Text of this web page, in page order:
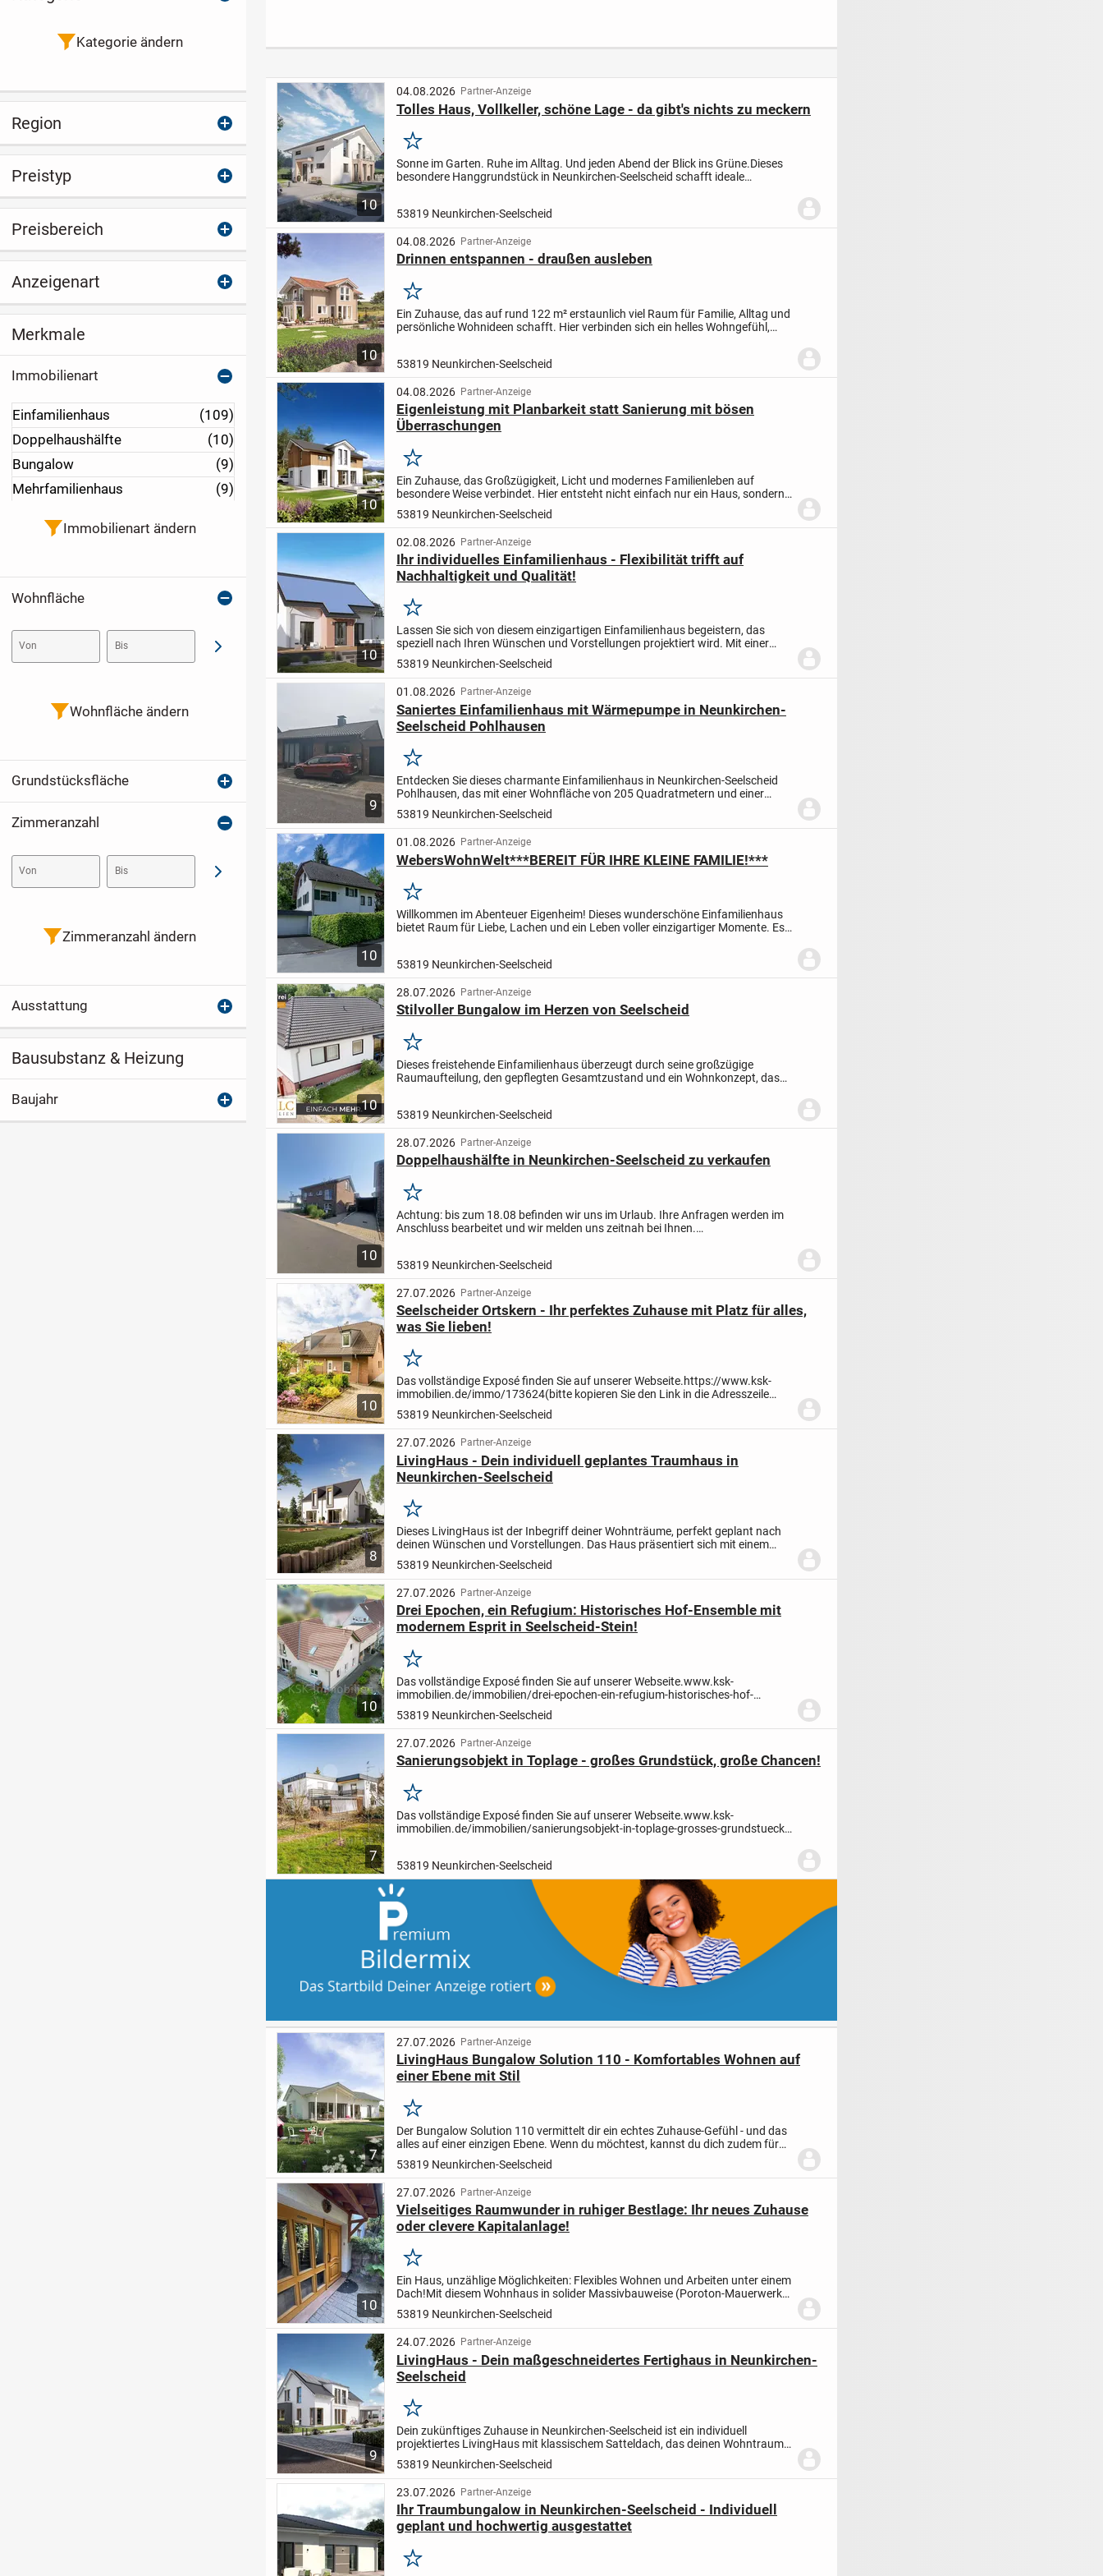
idyllischer Lage an
10
04.08.2026 Partner-Anzeige
Tolles Haus, Vollkeller, schöne Lage - da gibt's nichts zu meckern
Merken
Sonne im Garten. Ruhe im Alltag. Und jeden Abend der Blick ins Grüne.Dieses
besondere Hanggrundstück in Neunkirchen-Seelscheid schafft ideale
53819 Neunkirchen-Seelscheid
10
04.08.2026 Partner-Anzeige
Drinnen entspannen - draußen ausleben
Merken
Ein Zuhause, das auf rund 122 m² erstaunlich viel Raum für Familie, Alltag und
persönliche Wohnideen schafft. Hier verbinden sich ein helles Wohngefühl,
53819 Neunkirchen-Seelscheid
10
04.08.2026 Partner-Anzeige
Eigenleistung mit Planbarkeit statt Sanierung mit bösen
Überraschungen
Merken
Ein Zuhause, das Großzügigkeit, Licht und modernes Familienleben auf
besondere Weise verbindet. Hier entsteht nicht einfach nur ein Haus, sondern
ein Ort mit Raum für Familie, Freiheit und Zukunft.
53819 Neunkirchen-Seelscheid
10
02.08.2026 Partner-Anzeige
Ihr individuelles Einfamilienhaus - Flexibilität trifft auf
Nachhaltigkeit und Qualität!
Merken
Lassen Sie sich von diesem einzigartigen Einfamilienhaus begeistern, das
speziell nach Ihren Wünschen und Vorstellungen projektiert wird. Mit einer
großzügigen Wohnfläche von 147.31 m² und insgesamt 5...
53819 Neunkirchen-Seelscheid
9
01.08.2026 Partner-Anzeige
Saniertes Einfamilienhaus mit Wärmepumpe in Neunkirchen-
Seelscheid Pohlhausen
Merken
Entdecken Sie dieses charmante Einfamilienhaus in Neunkirchen-Seelscheid
Pohlhausen, das mit einer Wohnfläche von 205 Quadratmetern und einer
Grundstücksfläche von 624 Quadratmetern großzügigen...
53819 Neunkirchen-Seelscheid
10
01.08.2026 Partner-Anzeige
WebersWohnWelt***BEREIT FÜR IHRE KLEINE FAMILIE!***
Merken
Willkommen im Abenteuer Eigenheim! Dieses wunderschöne Einfamilienhaus
bietet Raum für Liebe, Lachen und ein Leben voller einzigartiger Momente. Es
53819 Neunkirchen-Seelscheid
10
28.07.2026 Partner-Anzeige
Stilvoller Bungalow im Herzen von Seelscheid
Merken
Dieses freistehende Einfamilienhaus überzeugt durch seine großzügige
Raumaufteilung, den gepflegten Gesamtzustand und ein Wohnkonzept, das
53819 Neunkirchen-Seelscheid
10
28.07.2026 Partner-Anzeige
Doppelhaushälfte in Neunkirchen-Seelscheid zu verkaufen
Merken
Achtung: bis zum 18.08 befinden wir uns im Urlaub. Ihre Anfragen werden im
Anschluss bearbeitet und wir melden uns zeitnah bei Ihnen.
53819 Neunkirchen-Seelscheid
10
27.07.2026 Partner-Anzeige
Seelscheider Ortskern - Ihr perfektes Zuhause mit Platz für alles,
was Sie lieben!
Merken
Das vollständige Exposé finden Sie auf unserer Webseite.https://www.ksk-
immobilien.de/immo/173624(bitte kopieren Sie den Link in die Adresszeile
Ihres Browsers)
53819 Neunkirchen-Seelscheid
8
27.07.2026 Partner-Anzeige
LivingHaus - Dein individuell geplantes Traumhaus in
Neunkirchen-Seelscheid
Merken
Dieses LivingHaus ist der Inbegriff deiner Wohnträume, perfekt geplant nach
deinen Wünschen und Vorstellungen. Das Haus präsentiert sich mit einem
klassischen Satteldach mit 38 Grad Neigung, das nicht...
53819 Neunkirchen-Seelscheid
10
27.07.2026 Partner-Anzeige
Drei Epochen, ein Refugium: Historisches Hof-Ensemble mit
modernem Esprit in Seelscheid-Stein!
Merken
Das vollständige Exposé finden Sie auf unserer Webseite.www.ksk-
immobilien.de/immobilien/drei-epochen-ein-refugium-historisches-hof-
ensemble-mit-modernem-esprit-in-seelscheid-stein-173597/?utm_sourc...
53819 Neunkirchen-Seelscheid
7
27.07.2026 Partner-Anzeige
Sanierungsobjekt in Toplage - großes Grundstück, große Chancen!
Merken
Das vollständige Exposé finden Sie auf unserer Webseite.www.ksk-
immobilien.de/immobilien/sanierungsobjekt-in-toplage-grosses-grundstueck-
53819 Neunkirchen-Seelscheid
7
27.07.2026 Partner-Anzeige
LivingHaus Bungalow Solution 110 - Komfortables Wohnen auf
einer Ebene mit Stil
Merken
Der Bungalow Solution 110 vermittelt dir ein echtes Zuhause-Gefühl - und das
alles auf einer einzigen Ebene. Wenn du möchtest, kannst du dich zudem für
einen Keller entscheiden. In nur wenigen...
53819 Neunkirchen-Seelscheid
10
27.07.2026 Partner-Anzeige
Vielseitiges Raumwunder in ruhiger Bestlage: Ihr neues Zuhause
oder clevere Kapitalanlage!
Merken
Ein Haus, unzählige Möglichkeiten: Flexibles Wohnen und Arbeiten unter einem
Dach!Mit diesem Wohnhaus in solider Massivbauweise (Poroton-Mauerwerk)
aus dem Baujahr 1998 stehen Ihnen alle Türen offen....
53819 Neunkirchen-Seelscheid
9
24.07.2026 Partner-Anzeige
LivingHaus - Dein maßgeschneidertes Fertighaus in Neunkirchen-
Seelscheid
Merken
Dein zukünftiges Zuhause in Neunkirchen-Seelscheid ist ein individuell
projektiertes LivingHaus mit klassischem Satteldach, das deinen Wohntraum
auf 165 Quadratmetern Wohnfläche Wirklichkeit werden...
53819 Neunkirchen-Seelscheid
23.07.2026 Partner-Anzeige
Ihr Traumbungalow in Neunkirchen-Seelscheid - Individuell
geplant und hochwertig ausgestattet
Merken
Kategorie ändern
Region
Preistyp
Preisbereich
Anzeigenart
Merkmale
Immobilienart
Einfamilienhaus
(109)
Doppelhaushälfte
(10)
Bungalow
(9)
Mehrfamilienhaus
(9)
Immobilienart ändern
Wohnfläche
Von Bis Abschicken
Wohnfläche ändern
Grundstücksfläche
Zimmeranzahl
Von Bis Abschicken
Zimmeranzahl ändern
Ausstattung
Bausubstanz & Heizung
Baujahr